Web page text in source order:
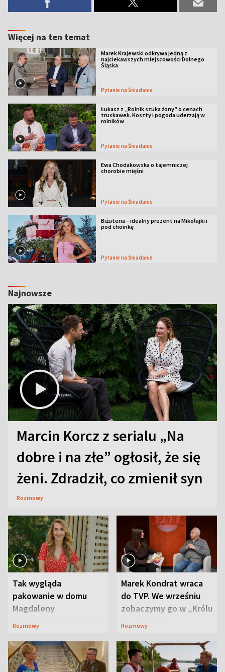
Więcej na ten temat
Marek Krajewski odkrywa jedną z
najciekawszych miejscowości Dolnego
Śląska
Pytanie na Śniadanie
Łukasz z „Rolnik szuka żony” o cenach
truskawek. Koszty i pogoda uderzają w
rolników
Pytanie na Śniadanie
Ewa Chodakowska o tajemniczej
chorobie mięśni
Pytanie na Śniadanie
Biżuteria – idealny prezent na Mikołajki i
pod choinkę
Pytanie na Śniadanie
Najnowsze
Marcin Korcz z serialu „Na
dobre i na złe” ogłosił, że się
żeni. Zdradził, co zmienił syn
Rozmowy
Tak wygląda
pakowanie w domu
Magdaleny
Waligórskiej-Lisieckiej.
Rozmowy
Marek Kondrat wraca
do TVP. We wrześniu
zobaczymy go w „Królu
Maciusiu I”
Rozmowy